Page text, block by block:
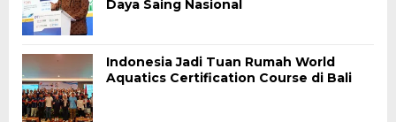
Daya Saing Nasional
Indonesia Jadi Tuan Rumah World
Aquatics Certification Course di Bali